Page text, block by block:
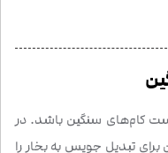
کام‌های سنگین باشد. در
برای تبدیل جویس به بخار را